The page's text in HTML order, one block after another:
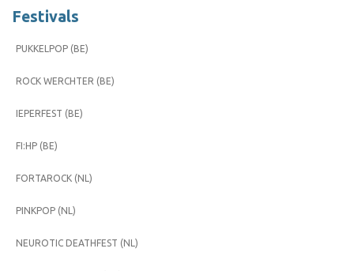
Festivals
PUKKELPOP (BE)
ROCK WERCHTER (BE)
IEPERFEST (BE)
FI:HP (BE)
FORTAROCK (NL)
PINKPOP (NL)
NEUROTIC DEATHFEST (NL)